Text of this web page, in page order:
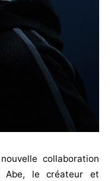
collaboration
Abe, le créateur et